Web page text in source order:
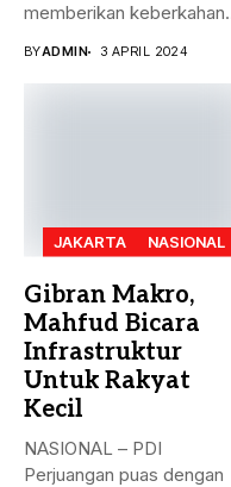
memberikan keberkahan
BYADMIN 3 APRIL 2024
JAKARTA NASIONAL
Gibran Makro,
Mahfud Bicara
Infrastruktur
Untuk Rakyat
Kecil
NASIONAL – PDI
Perjuangan puas dengan